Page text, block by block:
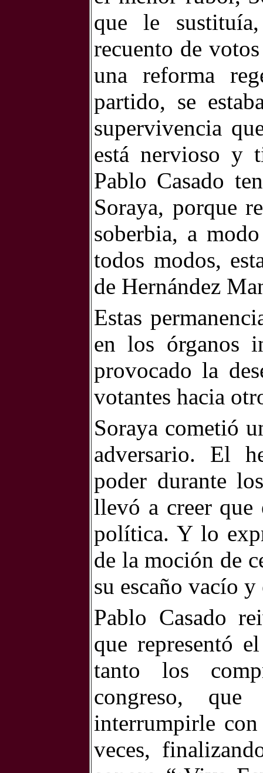
que le
recuento de
una reforma
partido, se
supervivencia
está nervioso y
Pablo Casado
Soraya, porque
soberbia, a
todos modos,
de Hernández
Estas
en los órganos
provocado la
votantes hacia
Soraya cometió
adversario. El
poder durante
llevó a creer que
política. Y lo
de la moción de
su escaño vacío
Pablo Casado
que representó
tanto los
congreso,
interrumpirle
veces,